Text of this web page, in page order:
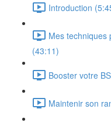
Introduction
Mes techniques
(43:11)
Booster votre
Maintenir son